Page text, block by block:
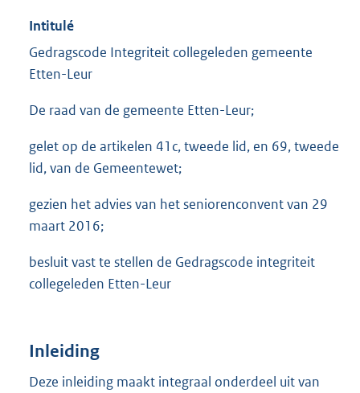
Intitulé
Gedragscode Integriteit collegeleden gemeente
Etten-Leur
De raad van de gemeente Etten-Leur;
gelet op de artikelen 41c, tweede lid, en 69, tweede
lid, van de Gemeentewet;
gezien het advies van het seniorenconvent van 29
maart 2016;
besluit vast te stellen de Gedragscode integriteit
collegeleden Etten-Leur
Inleiding
Deze inleiding maakt integraal onderdeel uit van